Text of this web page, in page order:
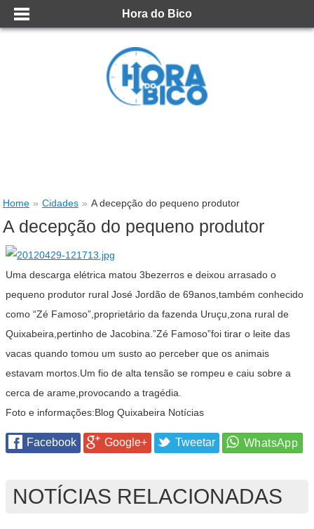
Hora do Bico
Home » Cidades » A decepção do pequeno produtor
A decepção do pequeno produtor
Uma descarga elétrica matou 3bezerros e deixou arrasado o
pequeno produtor rural José Jordão de 69anos,também conhecido
como “Zé Famoso”,proprietário da fazenda Uruçu,zona rural de
Quixabeira,pertinho de Jacobina.”Zé Famoso”foi tirar o leite das
vacas quando tomou um susto ao perceber que os animais
estavam mortos.Um fio de alta tensão se rompeu e caiu sobre a
cerca de arame,provocando a tragédia.
Foto e informações:Blog Quixabeira Notícias
Facebook Google+ Tweetar
NOTÍCIAS RELACIONADAS